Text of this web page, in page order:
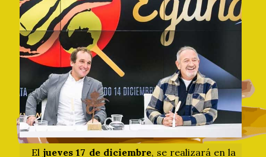
Eljueves 17 de diciembre, se realizará en la